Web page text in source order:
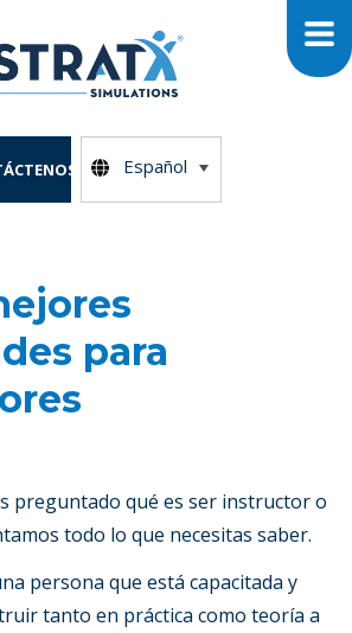
Español
para
preguntado qué es ser instructor o
todo lo que necesitas saber.
persona que está capacitada y
tanto en práctica como teoría a